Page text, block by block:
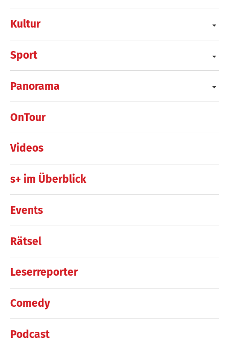
Kultur
Sport
Panorama
OnTour
Videos
s+ im Überblick
Events
Rätsel
Leserreporter
Comedy
Podcast